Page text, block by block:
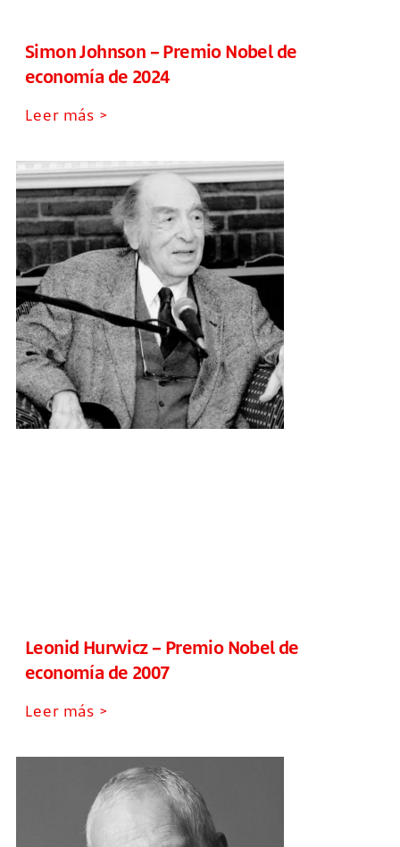
Simon Johnson – Premio Nobel de
economía de 2024
Leer más >
Leonid Hurwicz – Premio Nobel de
economía de 2007
Leer más >